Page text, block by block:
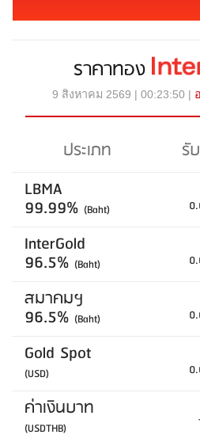
ราคาทอง
9 สิงหาคม 2569 | 00:23:50 |
ประเภท รั
LBMA
99.99% (Baht)
InterGold
96.5% (Baht)
สมาคมฯ
96.5% (Baht)
Gold Spot
(USD)
ค่าเงินบาท
(USDTHB)